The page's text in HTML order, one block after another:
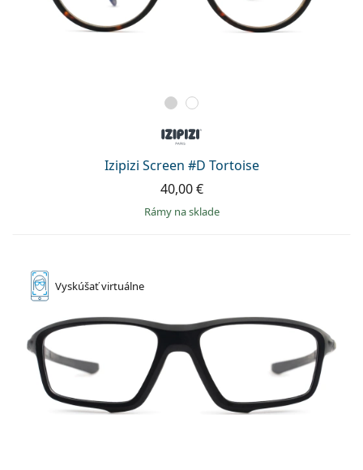
Izipizi Screen #D Tortoise
40,00 €
rámy na sklade
Vyskúšaťvirtuálne